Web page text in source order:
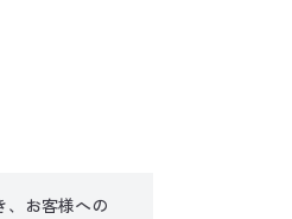
、お客様への